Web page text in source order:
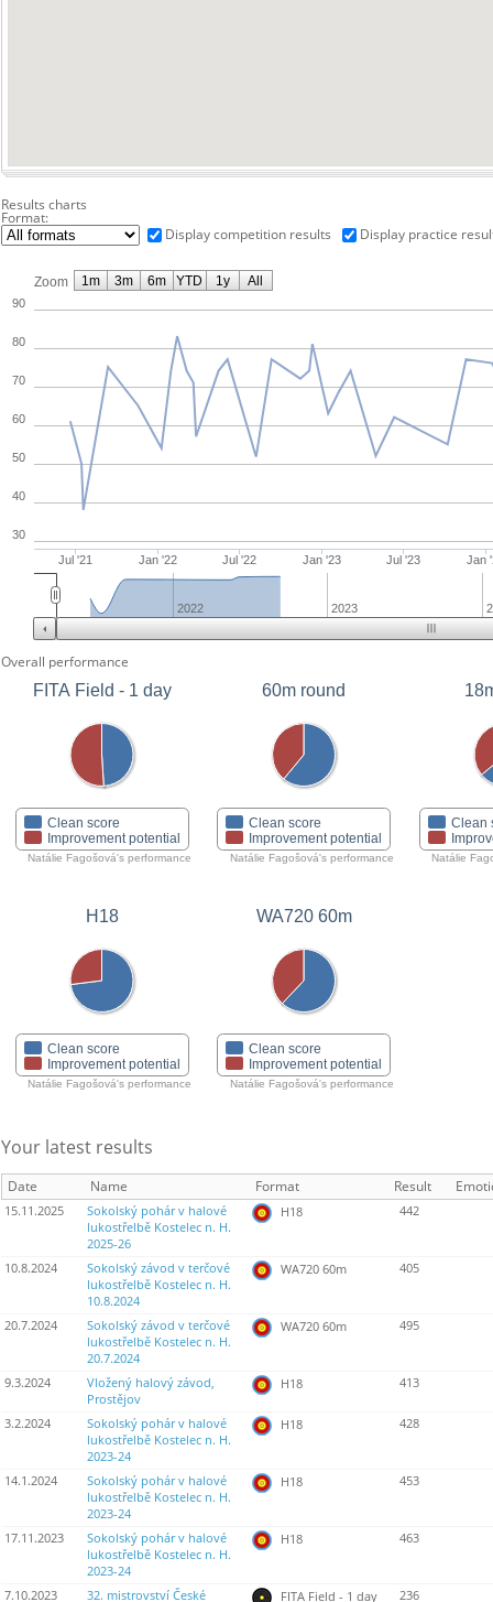
Results charts
Format:
Display competition results
Display practice
Zoom
Jul '21 Jan '22 Jul '22 Jan '23 Jul '23 Jan
30
40
50
60
70
80
90
2022 2023
1m 3m 6m YTD 1y All
Overall performance
FITA Field - 1 day
Clean score
Improvement potential
Natálie Fagošová's performance
60m round
Clean score
Improvement potential
Natálie Fagošová's performance
Clean
Natálie
H18
Clean score
Improvement potential
Natálie Fagošová's performance
WA720 60m
Clean score
Improvement potential
Natálie Fagošová's performance
Your latest results
Date Name Format Result
15.11.2025
Sokolský pohár v halové
lukostřelbě Kostelec n. H.
2025-26
H18 442
10.8.2024
Sokolský závod v terčové
lukostřelbě Kostelec n. H.
10.8.2024
WA720 60m 405
20.7.2024
Sokolský závod v terčové
lukostřelbě Kostelec n. H.
20.7.2024
WA720 60m 495
9.3.2024
Vložený halový závod,
Prostějov
H18 413
3.2.2024
Sokolský pohár v halové
lukostřelbě Kostelec n. H.
2023-24
H18 428
14.1.2024
Sokolský pohár v halové
lukostřelbě Kostelec n. H.
2023-24
H18 453
17.11.2023
Sokolský pohár v halové
lukostřelbě Kostelec n. H.
2023-24
H18 463
7.10.2023 32. mistrovství České FITA Field - 1 day 236